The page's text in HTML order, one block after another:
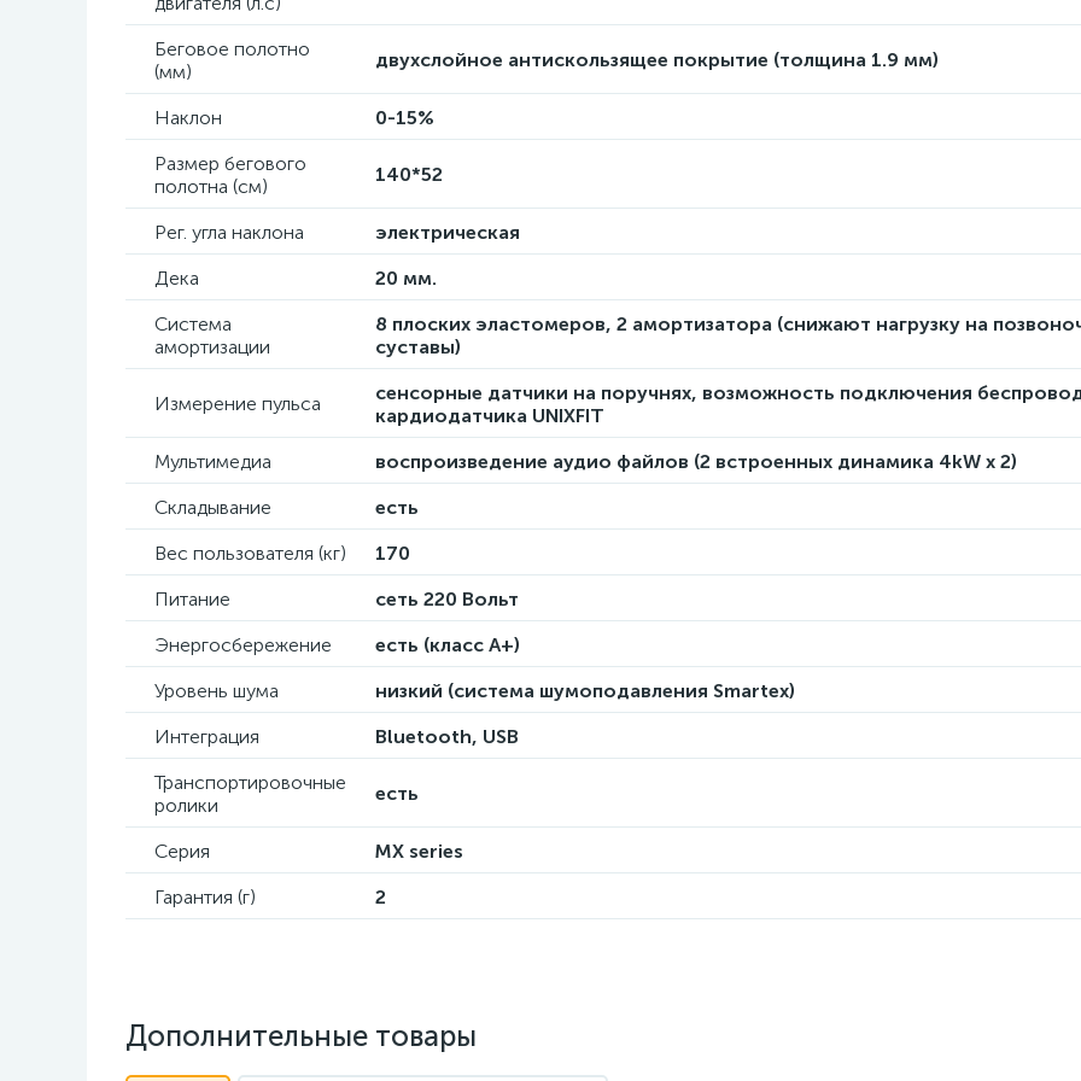
Беговое полотно
(мм)
двухслойное антискользящее покрытие (толщина 1.9 мм)
Наклон
0-15%
Размер бегового
полотна (см)
140*52
Рег. угла наклона
электрическая
Дека
20 мм.
Система
амортизации
8 плоских эластомеров, 2 амортизатора (снижают нагрузку на
суставы)
Измерение пульса
сенсорные датчики на поручнях, возможность подключения
кардиодатчика UNIXFIT
Мультимедиа
воспроизведение аудио файлов (2 встроенных динамика 4kW x 2)
Складывание
есть
Вес пользователя (кг)
170
Питание
сеть 220 Вольт
Энергосбережение
есть (класс А+)
Уровень шума
низкий (система шумоподавления Smartex)
Интеграция
Bluetooth, USB
Транспортировочные
ролики
есть
Серия
MX series
Гарантия (г)
2
Дополнительные товары